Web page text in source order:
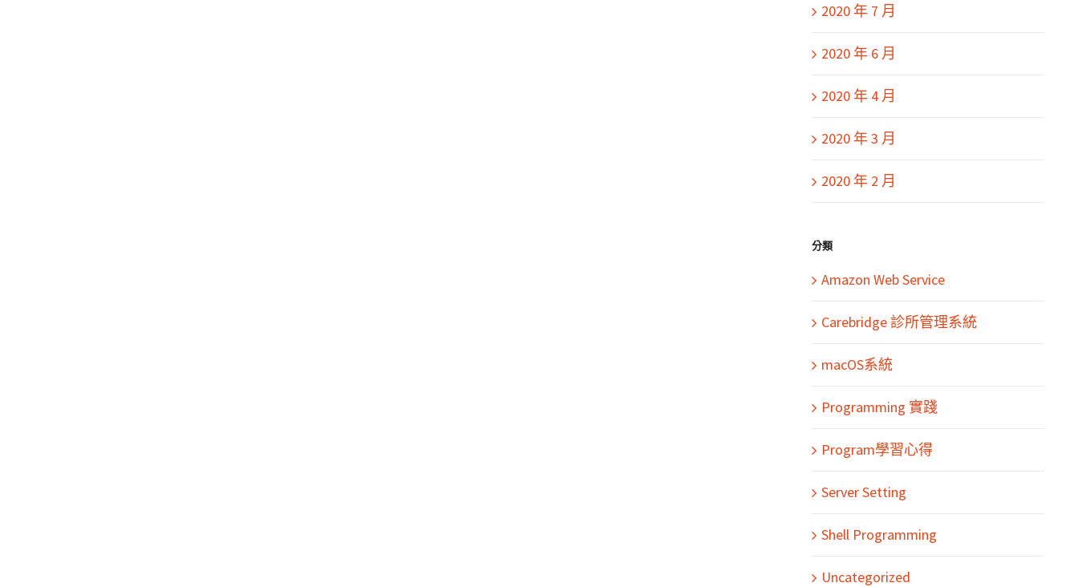
2020 年 7 月
2020 年 6 月
2020 年 4 月
2020 年 3 月
2020 年 2 月
分類
Amazon Web Service
Carebridge 診所管理系統
macOS系統
Programming 實踐
Program學習心得
Server Setting
Shell Programming
Uncategorized